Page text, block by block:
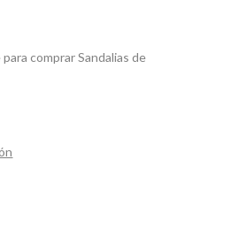
comprar Sandalias de